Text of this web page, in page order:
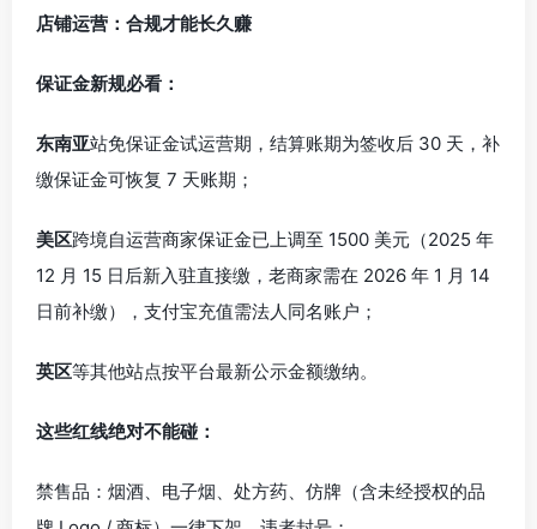
店铺运营：合规才能长久赚
保证金新规必看：
东南亚站免保证金试运营期，结算账期为签收后 30 天，补
缴保证金可恢复 7 天账期；
美区跨境自运营商家保证金已上调至 1500 美元（2025 年
12 月 15 日后新入驻直接缴，老商家需在 2026 年 1 月 14
日前补缴），支付宝充值需法人同名账户；
英区等其他站点按平台最新公示金额缴纳。
这些红线绝对不能碰：
禁售品：烟酒、电子烟、处方药、仿牌（含未经授权的品